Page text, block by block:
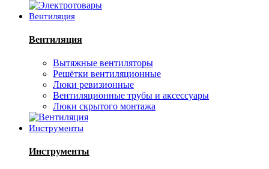
Вентиляция
Вентиляция
Вытяжные вентиляторы
Решётки вентиляционные
Люки ревизионные
Вентиляционные трубы и аксессуары
Люки скрытого монтажа
Инструменты
Инструменты